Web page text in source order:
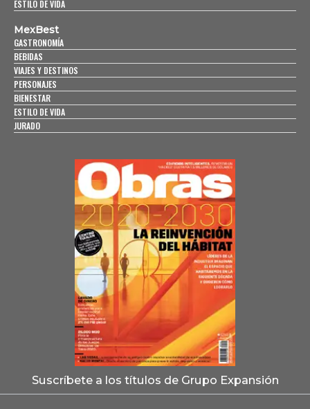
ESTILO DE VIDA
MexBest
GASTRONOMÍA
BEBIDAS
VIAJES Y DESTINOS
PERSONAJES
BIENESTAR
ESTILO DE VIDA
JURADO
Suscríbete a los títulos de Grupo Expansión